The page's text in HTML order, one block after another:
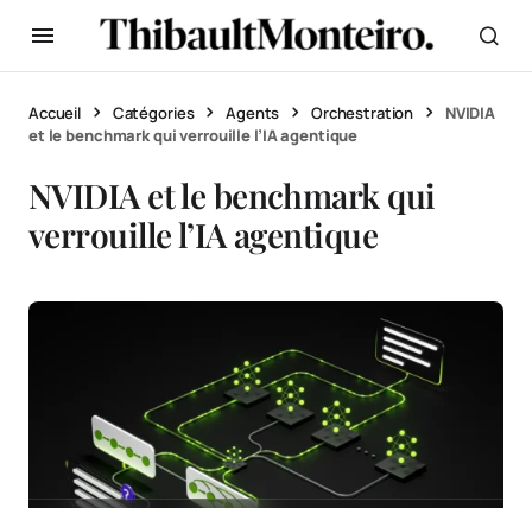
Accueil Catégories Agents Orchestration
NVIDIA
et le benchmark qui verrouille l’IA agentique
NVIDIA et le benchmark qui
verrouille l’IA agentique